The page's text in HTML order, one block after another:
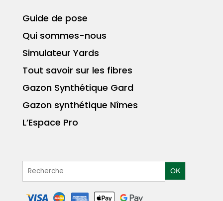
Guide de pose
Qui sommes-nous
Simulateur Yards
Tout savoir sur les fibres
Gazon Synthétique Gard
Gazon synthétique Nîmes
L’Espace Pro
OK